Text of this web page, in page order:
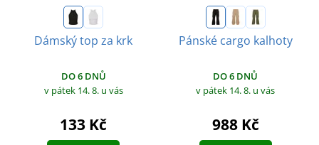
Dámský top za krk
DO 6 DNŮ
v pátek 14. 8. u vás
133 Kč
Pánské cargo kalhoty
DO 6 DNŮ
v pátek 14. 8. u vás
988 Kč